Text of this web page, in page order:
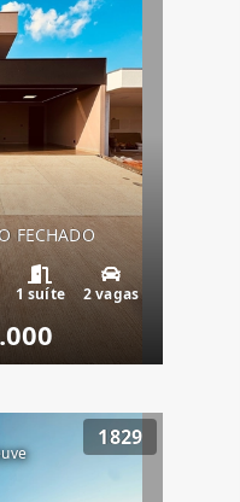
FECHADO
1 suíte 2 vagas
1829